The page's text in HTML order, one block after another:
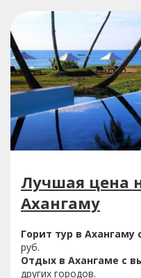
Лучшая цена
Ахангаму
Горит тур в Ахангаму
руб.
Отдых в Ахангаме с
других городов.